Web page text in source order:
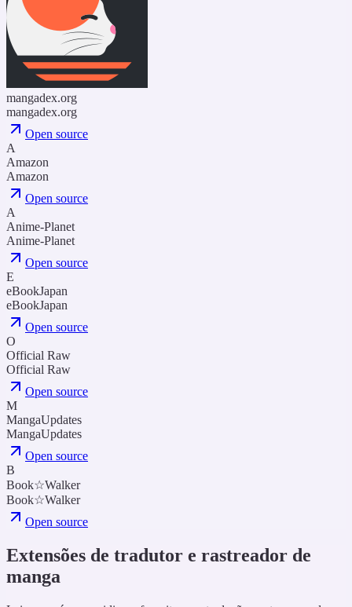
mangadex.org
mangadex.org
Open source
A
Amazon
Amazon
Open source
A
Anime-Planet
Anime-Planet
Open source
E
eBookJapan
eBookJapan
Open source
O
Official Raw
Official Raw
Open source
M
MangaUpdates
MangaUpdates
Open source
B
Book☆Walker
Book☆Walker
Open source
Extensões de tradutor e rastreador de
manga